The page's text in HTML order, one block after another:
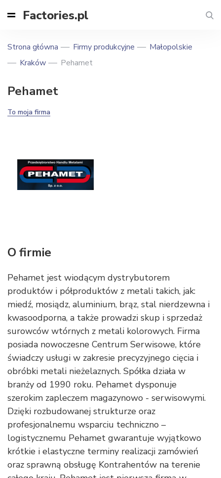
Factories.pl
Strona główna Firmy produkcyjne
Małopolskie
Kraków
Pehamet
Pehamet
To moja firma
O firmie
Pehamet jest wiodącym dystrybutorem
produktów i półproduktów z metali takich, jak:
miedź, mosiądz, aluminium, brąz, stal nierdzewna i
kwasoodporna, a także prowadzi skup i sprzedaż
surowców wtórnych z metali kolorowych. Firma
posiada nowoczesne Centrum Serwisowe, które
świadczy usługi w zakresie precyzyjnego cięcia i
obróbki metali nieżelaznych. Spółka działa w
branży od 1990 roku. Pehamet dysponuje
szerokim zapleczem magazynowo - serwisowymi.
Dzięki rozbudowanej strukturze oraz
profesjonalnemu wsparciu techniczno –
logistycznemu Pehamet gwarantuje wyjątkowo
krótkie i elastyczne terminy realizacji zamówień
oraz sprawną obsługę Kontrahentów na terenie